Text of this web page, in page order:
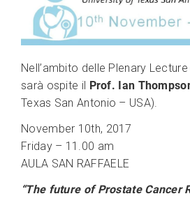
Nell’ambito delle Plenary
sarà ospite il Prof. Ian
Texas San Antonio – USA).
November 10th, 2017
Friday – 11.00 am
AULA SAN RAFFAELE
“The future of Prostate Cancer